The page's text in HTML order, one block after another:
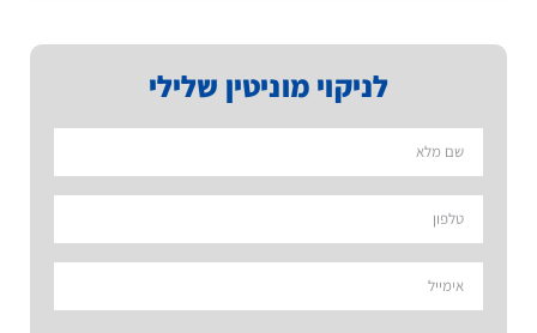
לניקוי מוניטין שלילי